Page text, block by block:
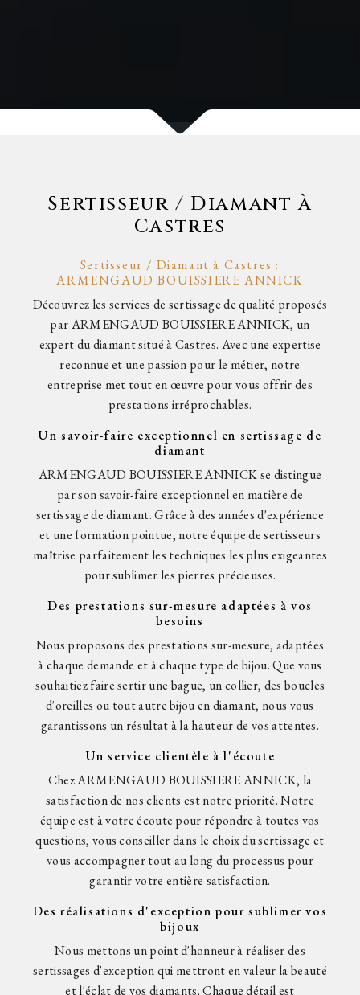
Sertisseur / Diamant à
Castres
Sertisseur / Diamant à Castres :
ARMENGAUD BOUISSIERE ANNICK
Découvrez les services de sertissage de qualité proposés
par ARMENGAUD BOUISSIERE ANNICK, un
expert du diamant situé à Castres. Avec une expertise
reconnue et une passion pour le métier, notre
entreprise met tout en œuvre pour vous offrir des
prestations irréprochables.
Un savoir-faire exceptionnel en sertissage de
diamant
ARMENGAUD BOUISSIERE ANNICK se distingue
par son savoir-faire exceptionnel en matière de
sertissage de diamant. Grâce à des années d'expérience
et une formation pointue, notre équipe de sertisseurs
maîtrise parfaitement les techniques les plus exigeantes
pour sublimer les pierres précieuses.
Des prestations sur-mesure adaptées à vos
besoins
Nous proposons des prestations sur-mesure, adaptées
à chaque demande et à chaque type de bijou. Que vous
souhaitiez faire sertir une bague, un collier, des boucles
d'oreilles ou tout autre bijou en diamant, nous vous
garantissons un résultat à la hauteur de vos attentes.
Un service clientèle à l'écoute
Chez ARMENGAUD BOUISSIERE ANNICK, la
satisfaction de nos clients est notre priorité. Notre
équipe est à votre écoute pour répondre à toutes vos
questions, vous conseiller dans le choix du sertissage et
vous accompagner tout au long du processus pour
garantir votre entière satisfaction.
Des réalisations d'exception pour sublimer vos
bijoux
Nous mettons un point d'honneur à réaliser des
sertissages d'exception qui mettront en valeur la beauté
et l'éclat de vos diamants. Chaque détail est